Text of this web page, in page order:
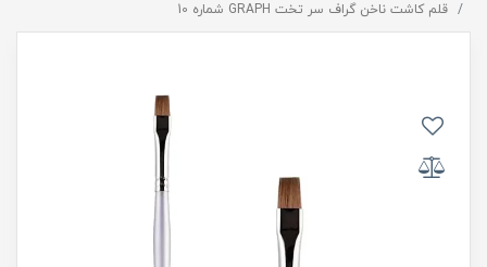
قلم کاشت ناخن گراف سر تخت GRAPH شماره 10